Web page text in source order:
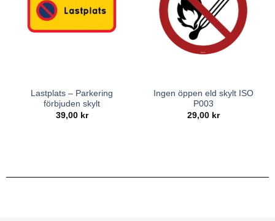
Lastplats – Parkering
förbjuden skylt
39,00 kr
Ingen öppen eld skylt ISO
P003
29,00 kr